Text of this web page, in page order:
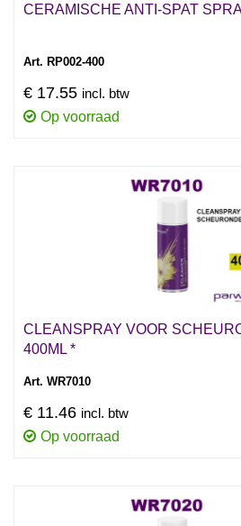
CERAMISCHE ANTI-SPAT
Art. RP002-400
€ 17.55 incl. btw
Op voorraad
CLEANSPRAY VOOR
400ML *
Art. WR7010
€ 11.46 incl. btw
Op voorraad